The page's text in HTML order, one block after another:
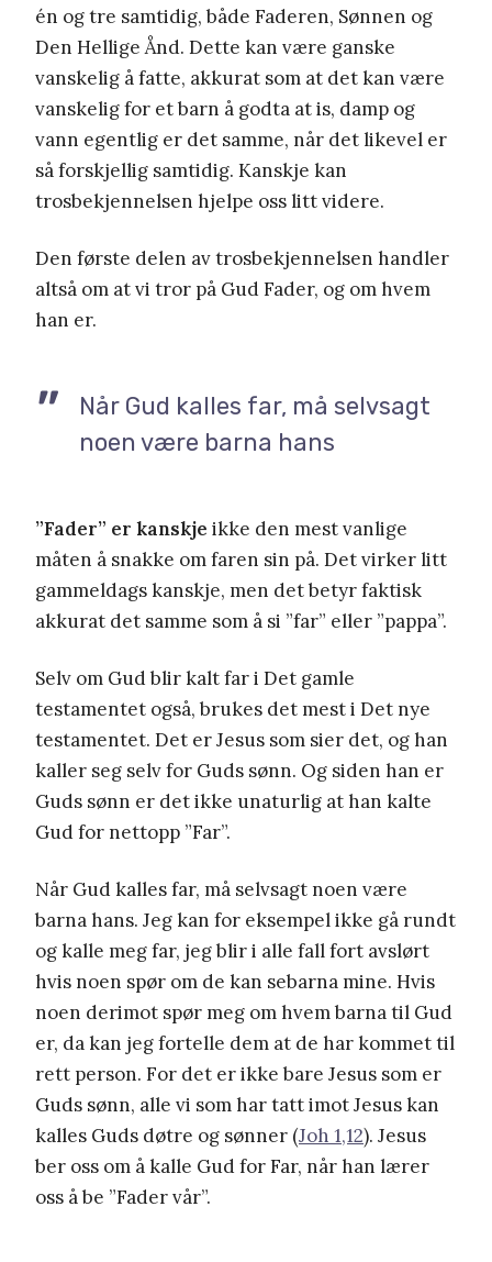
én og tre samtidig, både Faderen, Sønnen og
Den Hellige Ånd. Dette kan være ganske
vanskelig å fatte, akkurat som at det kan være
vanskelig for et barn å godta at is, damp og
vann egentlig er det samme, når det likevel er
så forskjellig samtidig. Kanskje kan
trosbekjennelsen hjelpe oss litt videre.
Den første delen av trosbekjennelsen handler
altså om at vi tror på Gud Fader, og om hvem
han er.
Når Gud kalles far, må selvsagt
noen være barna hans
”Fader” er kanskje ikke den mest vanlige
måten å snakke om faren sin på. Det virker litt
gammeldags kanskje, men det betyr faktisk
akkurat det samme som å si ”far” eller ”pappa”.
Selv om Gud blir kalt far i Det gamle
testamentet også, brukes det mest i Det nye
testamentet. Det er Jesus som sier det, og han
kaller seg selv for Guds sønn. Og siden han er
Guds sønn er det ikke unaturlig at han kalte
Gud for nettopp ”Far”.
Når Gud kalles far, må selvsagt noen være
barna hans. Jeg kan for eksempel ikke gå rundt
og kalle meg far, jeg blir i alle fall fort avslørt
hvis noen spør om de kan sebarna mine. Hvis
noen derimot spør meg om hvem barna til Gud
er, da kan jeg fortelle dem at de har kommet til
rett person. For det er ikke bare Jesus som er
Guds sønn, alle vi som har tatt imot Jesus kan
kalles Guds døtre og sønner (Joh 1,12). Jesus
ber oss om å kalle Gud for Far, når han lærer
oss å be ”Fader vår”.